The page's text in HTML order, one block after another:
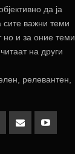
да ја
сите важни теми
но и за оние теми
на други
релевантен,